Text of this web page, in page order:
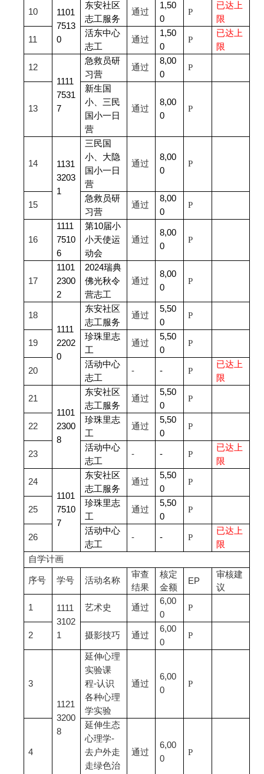
10
1101
7513
0
东安社区
志工服务
通过
1,50
0
P
已达上
限
11
活东中心
志工
通过
1,50
0
P
已达上
限
12
1111
7531
7
急救员研
习营
通过
8,00
0
P
13
新生国
小、三民
国小一日
营
通过
8,00
0
P
14
1131
3203
1
三民国
小、大隐
国小一日
营
通过
8,00
0
P
15
急救员研
习营
通过
8,00
0
P
16
1111
7510
6
第10届小
小天使运
动会
通过
8,00
0
P
17
1101
2300
2
2024瑞典
佛光秋令
营志工
通过
8,00
0
P
18
1111
2202
0
东安社区
志工服务
通过
5,50
0
P
19
珍珠里志
工
通过
5,50
0
P
20
活动中心
志工
- - P
已达上
限
21
1101
2300
8
东安社区
志工服务
通过
5,50
0
P
22
珍珠里志
工
通过
5,50
0
P
23
活动中心
志工
- - P
已达上
限
24
1101
7510
7
东安社区
志工服务
通过
5,50
0
P
25
珍珠里志
工
通过
5,50
0
P
26
活动中心
志工
- - P
已达上
限
自学计画
序号 学号 活动名称
审查
结果
核定
金额
EP
审核建
议
1
1111
3102
1
艺术史 通过
6,00
0
P
2 摄影技巧 通过
6,00
0
P
3
1121
3200
8
延伸心理
实验课
程-认识
各种心理
学实验
通过
6,00
0
P
4
延伸生态
心理学-
去户外走
走绿色治
通过
6,00
0
P